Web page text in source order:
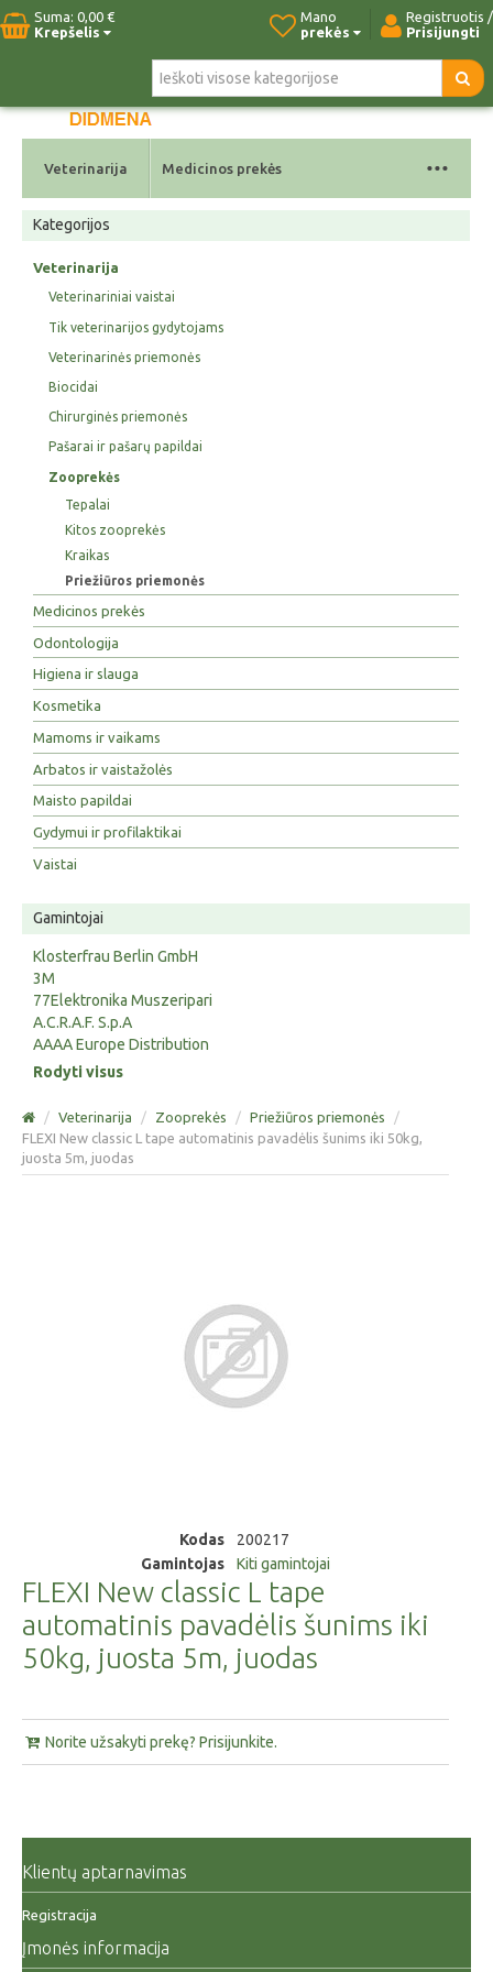
Suma: 0,00 €
Krepšelis
Registruotis /
Prisijungti
Mano
prekės
Pradžia Naujos prekės Kontaktai
Veterinarija Medicinos prekės ...
Kategorijos
Veterinarija
Veterinariniai vaistai
Tik veterinarijos gydytojams
Veterinarinės priemonės
Biocidai
Chirurginės priemonės
Pašarai ir pašarų papildai
Zooprekės
Tepalai
Kitos zooprekės
Kraikas
Priežiūros priemonės
Medicinos prekės
Odontologija
Higiena ir slauga
Kosmetika
Mamoms ir vaikams
Arbatos ir vaistažolės
Maisto papildai
Gydymui ir profilaktikai
Vaistai
Gamintojai
Klosterfrau Berlin GmbH
3M
77Elektronika Muszeripari
A.C.R.A.F. S.p.A
AAAA Europe Distribution
Rodyti visus
/ Veterinarija / Zooprekės / Priežiūros priemonės
/
FLEXI New classic L tape automatinis pavadėlis šunims iki 50kg,
juosta 5m, juodas
Kodas
200217
Gamintojas
Kiti gamintojai
FLEXI New classic L tape
automatinis pavadėlis šunims iki
50kg, juosta 5m, juodas
Norite užsakyti prekę? Prisijunkite.
Klientų aptarnavimas
Registracija
Įmonės informacija